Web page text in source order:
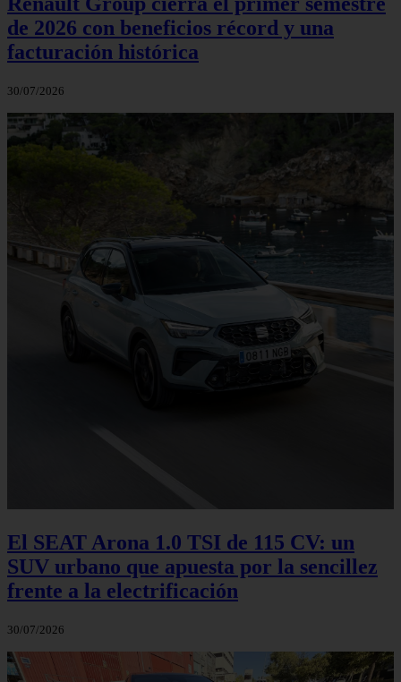
de 2026 con beneficios récord y una
facturación histórica
30/07/2026
El SEAT Arona 1.0 TSI de 115 CV: un
SUV urbano que apuesta por la sencillez
frente a la electrificación
30/07/2026